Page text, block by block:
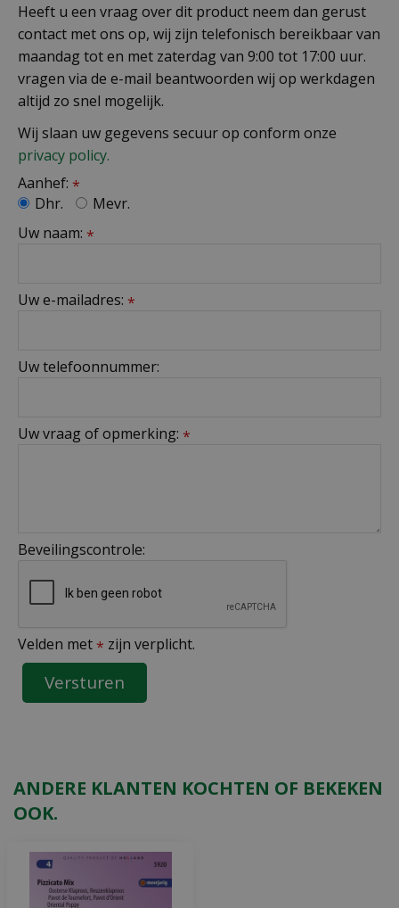
Heeft u een vraag over dit product neem dan gerust
contact met ons op, wij zijn telefonisch bereikbaar van
maandag tot en met zaterdag van 9:00 tot 17:00 uur.
vragen via de e-mail beantwoorden wij op werkdagen
altijd zo snel mogelijk.
Wij slaan uw gegevens secuur op conform onze
privacy policy.
Aanhef: *
Dhr.
Mevr.
Uw naam: *
Uw e-mailadres: *
Uw telefoonnummer:
Uw vraag of opmerking: *
Beveilingscontrole:
Velden met * zijn verplicht.
ANDERE KLANTEN KOCHTEN OF BEKEKEN
OOK.